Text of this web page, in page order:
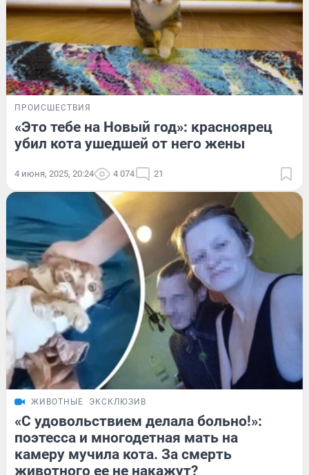
ПРОИСШЕСТВИЯ
«Это тебе на Новый год»: красноярец
убил кота ушедшей от него жены
4 июня, 2025, 20:24 4 074 21
ЖИВОТНЫЕ ЭКСКЛЮЗИВ
«С удовольствием делала больно!»:
поэтесса и многодетная мать на
камеру мучила кота. За смерть
животного ее не накажут?